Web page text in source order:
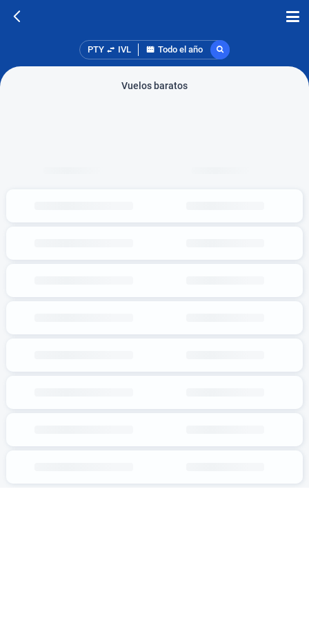
PTY IVL Todo el año
Vuelos baratos